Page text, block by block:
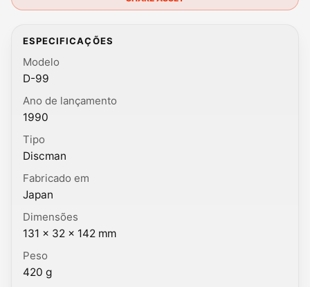
ESPECIFICAÇÕES
Modelo
D-99
Ano de lançamento
1990
Tipo
Discman
Fabricado em
Japan
Dimensões
131 × 32 × 142 mm
Peso
420 g